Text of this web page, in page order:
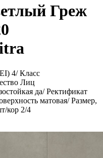
Греж
4/ Класс
Лиц
да/ Ректификат
матовая/ Размер,
кор 2/4